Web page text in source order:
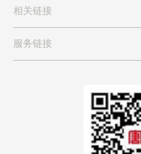
相关链接
服务链接